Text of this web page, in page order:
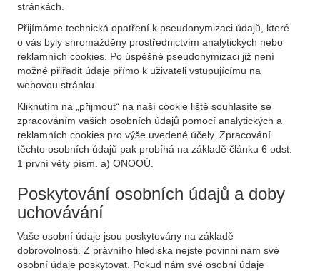
stránkách.
Přijímáme technická opatření k pseudonymizaci údajů, které
o vás byly shromážděny prostřednictvím analytických nebo
reklamních cookies. Po úspěšné pseudonymizaci již není
možné přiřadit údaje přímo k uživateli vstupujícímu na
webovou stránku.
Kliknutím na „přijmout“ na naší cookie liště souhlasíte se
zpracováním vašich osobních údajů pomocí analytických a
reklamních cookies pro výše uvedené účely. Zpracování
těchto osobních údajů pak probíhá na základě článku 6 odst.
1 první věty písm. a) ONOOÚ.
Poskytování osobních údajů a doby
uchovávání
Vaše osobní údaje jsou poskytovány na základě
dobrovolnosti. Z právního hlediska nejste povinni nám své
osobní údaje poskytovat. Pokud nám své osobní údaje